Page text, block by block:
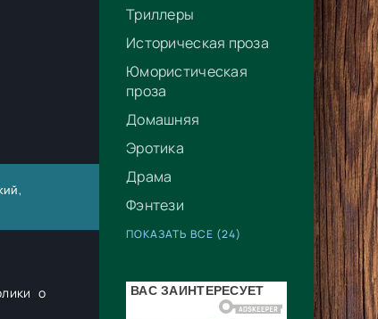
Триллеры
Историческая проза
Юмористическая
проза
Домашняя
Эротика
Драма
Фэнтези
ПОКАЗАТЬ ВСЕ (24)
,
о